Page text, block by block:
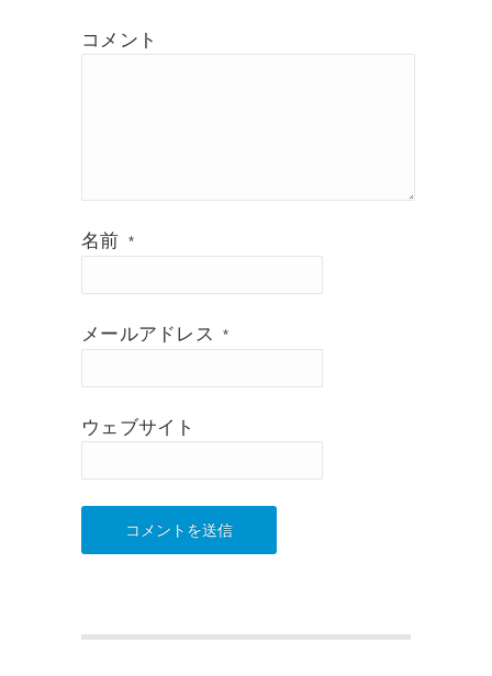
コメント
名前 *
メールアドレス *
ウェブサイト